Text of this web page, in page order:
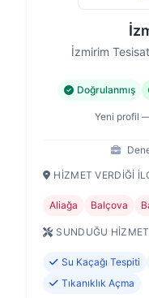
İzmirim
Doğrulanmış
Yeni profil
HIZMET VERDIĞI
Aliağa Balçova
SUNDUĞU
Su Kaçağı Tespiti
Tıkanıklık Açma